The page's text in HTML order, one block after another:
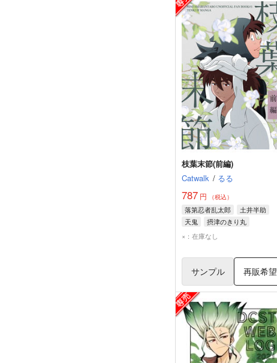
枝葉末節(前編)
Catwalk / るる
787 円 （税込）
落第忍者乱太郎
土井半助
天鬼
摂津のきり丸
×：在庫なし
サンプル 再販希望